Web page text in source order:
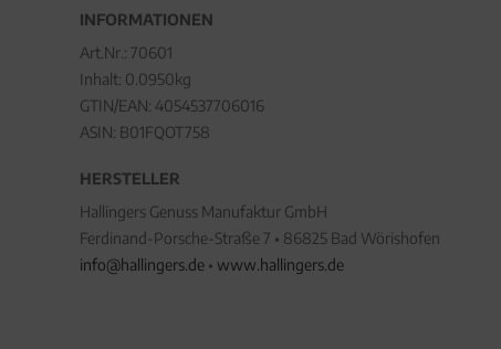
INFORMATIONEN
Art.Nr.: 70601
Inhalt: 0.0950kg
GTIN/EAN: 4054537706016
ASIN: B01FQOT758
HERSTELLER
Hallingers Genuss Manufaktur GmbH
Ferdinand-Porsche-Straße 7 • 86825 Bad Wörishofen
info@hallingers.de • www.hallingers.de